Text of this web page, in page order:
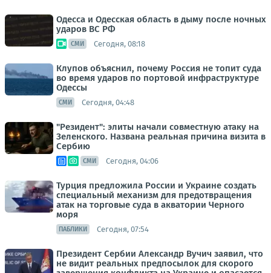
Одесса и Одесская область в дыму после ночных
ударов ВС РФ
СМИ Сегодня, 08:18
Клупов объяснил, почему Россия не топит суда
во время ударов по портовой инфраструктуре
Одессы
СМИ Сегодня, 04:48
"Резидент": элиты начали совместную атаку на
Зеленского. Названа реальная причина визита в
Сербию
СМИ Сегодня, 04:06
Турция предложила России и Украине создать
специальный механизм для предотвращения
атак на торговые суда в акватории Черного
моря
ПАБЛИКИ Сегодня, 07:54
Президент Сербии Александр Вучич заявил, что
не видит реальных предпосылок для скорого